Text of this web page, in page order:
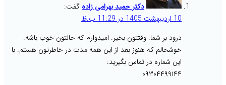
دکتر حمید بهرامی زادهگفت:
10 اردیبهشت 1405 در 11:29 ب.ظ
درود بر شما. وقتتون بخیر. امیدوارم که حالتون خوب باشه.
خوشحالم که هنوز بعد از این همه مدت در خاطرتون هستم. با
این شماره در تماس بگیرید:
۰۹۳۰۴۴۹۹۱۴۴